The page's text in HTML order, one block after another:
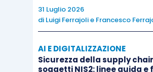
31 Luglio 2026
di Luigi Ferrajolie Francesco
AI E DIGITALIZZAZIONE
Sicurezza della supply
soggetti NIS2: linee guida e